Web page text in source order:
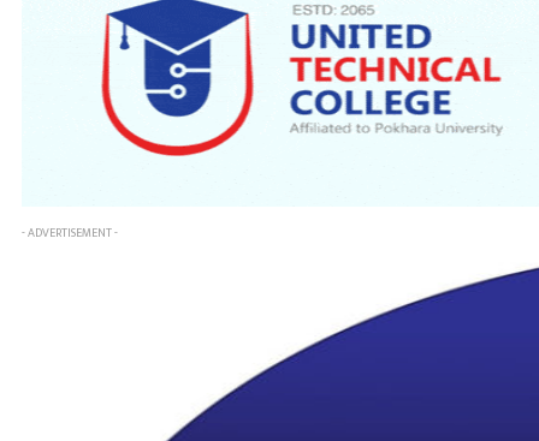
- ADVERTISEMENT -